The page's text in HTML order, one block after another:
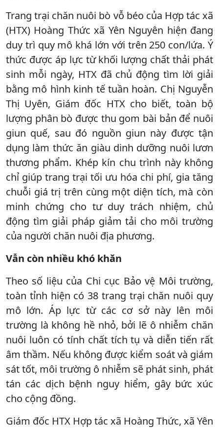
Trang trại chăn nuôi bò vỗ béo của Hợp tác xã
(HTX) Hoàng Thức xã Yên Nguyên hiện đang
duy trì quy mô khá lớn với trên 250 con/lứa. Ý
thức được áp lực từ khối lượng chất thải phát
sinh mỗi ngày, HTX đã chủ động tìm lời giải
bằng mô hình kinh tế tuần hoàn. Chị Nguyễn
Thị Uyên, Giám đốc HTX cho biết, toàn bộ
lượng phân bò được thu gom bài bản để nuôi
giun quế, sau đó nguồn giun này được tận
dụng làm thức ăn giàu dinh dưỡng nuôi lươn
thương phẩm. Khép kín chu trình này không
chỉ giúp trang trại tối ưu hóa chi phí, gia tăng
chuỗi giá trị trên cùng một diện tích, mà còn
minh chứng cho tư duy trách nhiệm, chủ
động tìm giải pháp giảm tải cho môi trường
của người chăn nuôi địa phương.
Vẫn còn nhiều khó khăn
Theo số liệu của Chi cục Bảo vệ Môi trường,
toàn tỉnh hiện có 38 trang trại chăn nuôi quy
mô lớn. Áp lực từ các cơ sở này lên môi
trường là không hề nhỏ, bởi lẽ ô nhiễm chăn
nuôi luôn có tính chất tích tụ và diễn tiến rất
âm thầm. Nếu không được kiểm soát và giám
sát tốt, môi trường ô nhiễm sẽ phát sinh, phát
tán các dịch bệnh nguy hiểm, gây bức xúc
cho cộng đồng.
Giám đốc HTX Hợp tác xã Hoàng Thức, xã Yên